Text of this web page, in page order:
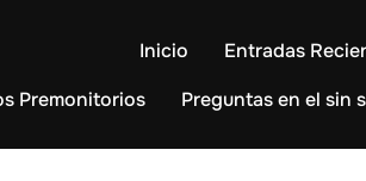
Inicio Entradas
Premonitorios
Preguntas en el sin